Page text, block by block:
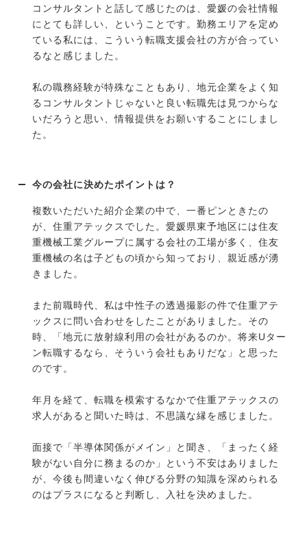
コンサルタントと話して感じたのは、愛媛の会社情報
にとても詳しい、ということです。勤務エリアを定め
ている私には、こういう転職支援会社の方が合ってい
るなと感じました。
私の職務経験が特殊なこともあり、地元企業をよく知
るコンサルタントじゃないと良い転職先は見つからな
いだろうと思い、情報提供をお願いすることにしまし
た。
今の会社に決めたポイントは？
複数いただいた紹介企業の中で、一番ピンときたの
が、住重アテックスでした。愛媛県東予地区には住友
重機械工業グループに属する会社の工場が多く、住友
重機械の名は子どもの頃から知っており、親近感が湧
きました。
また前職時代、私は中性子の透過撮影の件で住重アテ
ックスに問い合わせをしたことがありました。その
時、「地元に放射線利用の会社があるのか。将来Uター
ン転職するなら、そういう会社もありだな」と思った
のです。
年月を経て、転職を模索するなかで住重アテックスの
求人があると聞いた時は、不思議な縁を感じました。
面接で「半導体関係がメイン」と聞き、「まったく経
験がない自分に務まるのか」という不安はありました
が、今後も間違いなく伸びる分野の知識を深められる
のはプラスになると判断し、入社を決めました。